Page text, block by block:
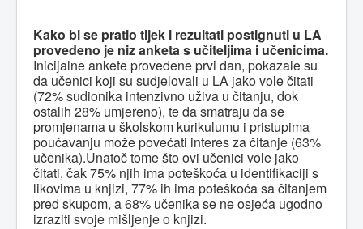
Kako bi se pratio tijek i rezultati postignuti u LA
provedeno je niz anketa s učiteljima i učenicima.
Inicijalne ankete provedene prvi dan, pokazale su
da učenici koji su sudjelovali u LA jako vole čitati
(72% sudionika intenzivno uživa u čitanju, dok
ostalih 28% umjereno), te da smatraju da se
promjenama u školskom kurikulumu i pristupima
poučavanju može povećati interes za čitanje (63%
učenika).Unatoč tome što ovi učenici vole jako
čitati, čak 75% njih ima poteškoća u identifikaciji s
likovima u knjizi, 77% ih ima poteškoća sa čitanjem
pred skupom, a 68% učenika se ne osjeća ugodno
izraziti svoje mišljenje o knjizi.